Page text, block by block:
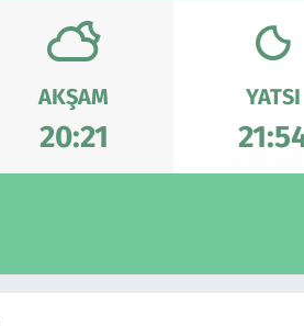
AKŞAM
20:21
YATSI